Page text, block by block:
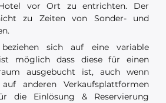
vor Ort zu entrichten. Der
zu Zeiten von Sonder- und
beziehen sich auf eine variable
möglich dass diese für einen
ausgebucht ist, auch wenn
anderen Verkaufsplattformen
die Einlösung & Reservierung